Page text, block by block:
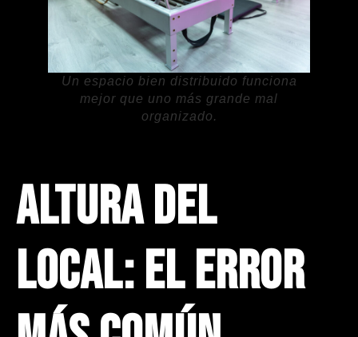
Un espacio bien distribuido funciona
mejor que uno más grande mal
organizado.
Altura del
local: el error